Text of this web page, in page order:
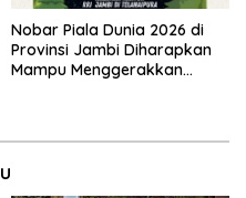
Nobar Piala Dunia 2026 di
Provinsi Jambi Diharapkan
Mampu Menggerakkan